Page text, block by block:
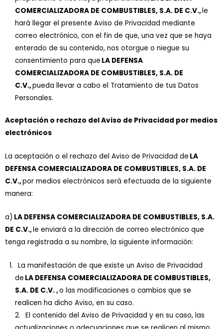
COMERCIALIZADORA DE COMBUSTIBLES, S.A. DE C.V.,le
hará llegar el presente Aviso de Privacidad mediante
correo electrónico, con el fin de que, una vez que se haya
enterado de su contenido, nos otorgue o niegue su
consentimiento para que LA DEFENSA
COMERCIALIZADORA DE COMBUSTIBLES, S.A. DE
C.V.,pueda llevar a cabo el Tratamiento de tus Datos
Personales.
Aceptación o rechazo del Aviso de Privacidad por medios
electrónicos
La aceptación o el rechazo del Aviso de Privacidad de LA
DEFENSA COMERCIALIZADORA DE COMBUSTIBLES, S.A. DE
C.V.,por medios electrónicos será efectuada de la siguiente
manera:
a) LA DEFENSA COMERCIALIZADORA DE COMBUSTIBLES, S.A.
DE C.V.,le enviará a la dirección de correo electrónico que
tenga registrada a su nombre, la siguiente información:
La manifestación de que existe un Aviso de Privacidad
de LA DEFENSA COMERCIALIZADORA DE COMBUSTIBLES,
S.A. DE C.V. ,o las modificaciones o cambios que se
realicen ha dicho Aviso, en su caso.
2. El contenido del Aviso de Privacidad y en su caso, las